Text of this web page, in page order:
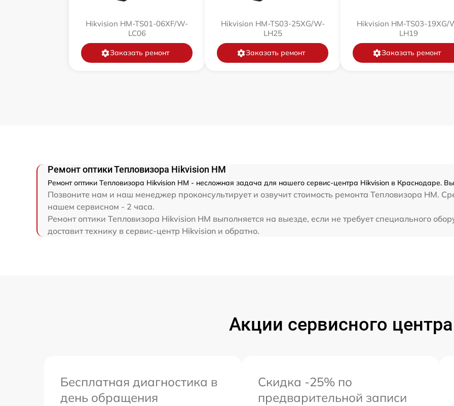
(восстановление)
Восстановление после попадания влаги от 60 мин
Hikvision HM-TS01-06XF/W-
LC06
Заказать ремонт
Hikvision HM-TS03-25XG/W-
LH25
Заказать ремонт
Hikvision HM-TS03-19XG/
LH19
Заказать ремонт
Ремонт оптики Тепловизора Hikvision HM
Ремонт оптики Тепловизора Hikvision HM - несложная задача для нашего сервис-центра Hikvision в Краснодаре.
Позвоните нам и наш менеджер проконсультирует и озвучит стоимость ремонта Тепловизора HM.
нашем сервисном - 2 часа.
Ремонт оптики Тепловизора Hikvision HM выполняется на выезде, если не требует специального
доставит технику в сервис-центр Hikvision и обратно.
Акции сервисного центра
Бесплатная диагностика в
день обращения
Скидка -25% по
предварительной записи